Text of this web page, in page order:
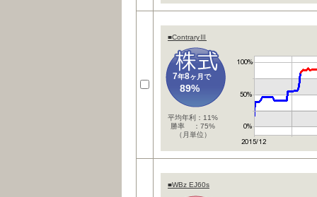
■ContraryⅢ
7年8ヶ月で
89%
平均年利：11%
勝率 ：75%
（月単位）
■WBz EJ60s